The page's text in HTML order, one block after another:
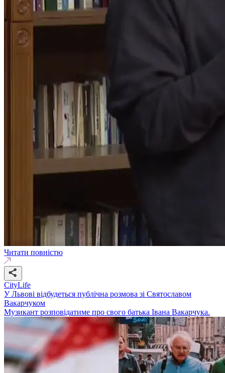
Читати повністю
CityLife
У Львові відбудеться публічна розмова зі Святославом
Вакарчуком
Музикант розповідатиме про свого батька Івана Вакарчука.